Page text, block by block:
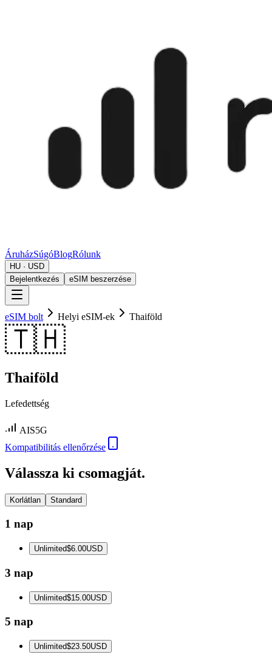
ÁruházSúgóBlogRólunk
HU · USD
Bejelentkezés
eSIM beszerzése
eSIM bolt Helyi eSIM-ek Thaiföld
🇹🇭
Thaiföld
Lefedettség
AIS5G
Kompatibilitás ellenőrzése
Válassza ki csomagját.
Korlátlan Standard
1 nap
Unlimited$6.00USD
3 nap
Unlimited$15.00USD
5 nap
Unlimited$23.50USD